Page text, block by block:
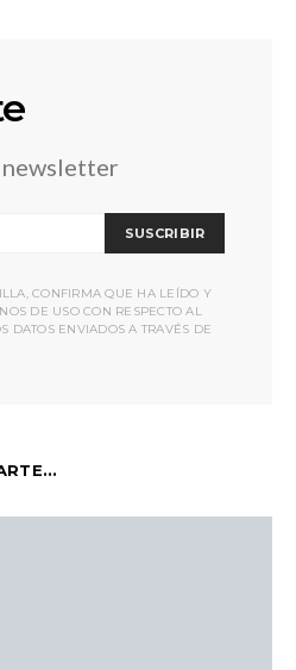
newsletter
SUSCRIBIR
CONFIRMA QUE HA LEÍDO Y
DE USO CON RESPECTO AL
DATOS ENVIADOS A TRAVÉS DE